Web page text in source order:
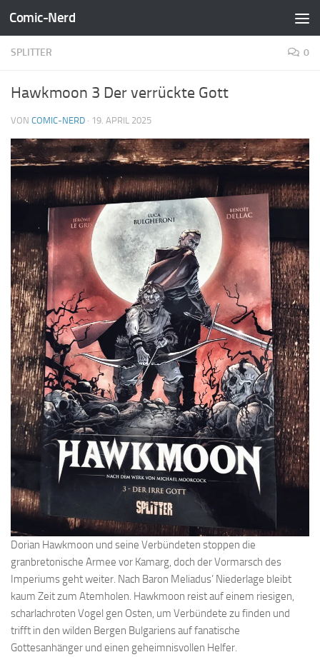
Zum Inhalt springen
Comic-Nerd
SPLITTER 0
Hawkmoon 3 Der verrückte Gott
VON COMIC-NERD · 19. APRIL 2025
Dorian Hawkmoon und seine Verbündeten stoppen die
granbretonische Armee vor Kamarg, doch der Vormarsch des
Imperiums geht weiter. Nach Baron Meliadus’ Niederlage bleibt
kaum Zeit zum Atemholen. Hawkmoon reist auf einem riesigen,
scharlachroten Vogel gen Osten, um Verbündete zu finden und
trifft in den wilden Bergen Bulgariens auf fanatische
Gottesanhänger und einen geheimnisvollen Helfer.